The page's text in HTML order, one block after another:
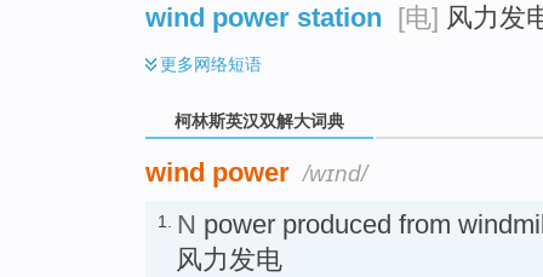
wind power station [电] 风力发
更多网络短语
柯林斯英汉双解大词典
wind power /wɪnd/
1. N power produced from
风力发电